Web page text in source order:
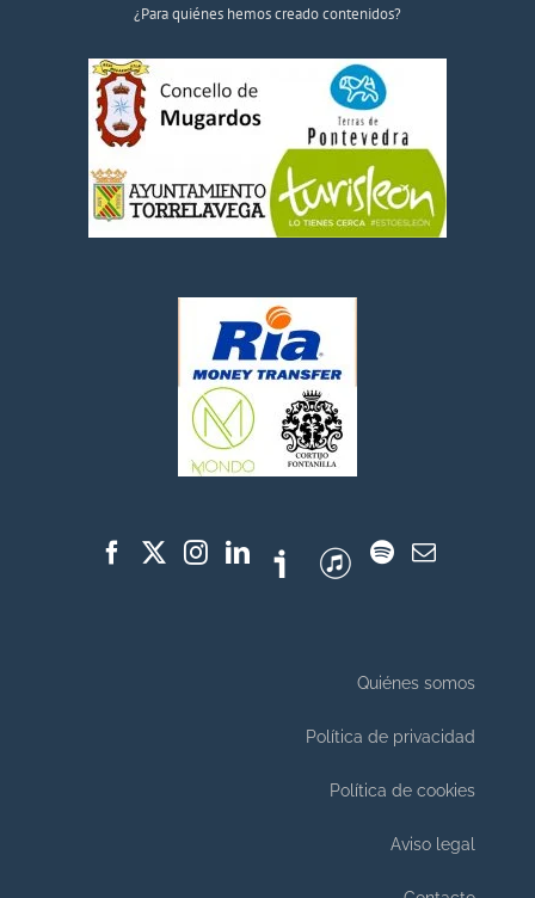
¿Para quiénes hemos creado contenidos?
Quiénes somos
Política de privacidad
Política de cookies
Aviso legal